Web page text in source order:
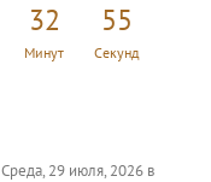
32
Минут
56
Секунд
Среда, 29 июля, 2026 в